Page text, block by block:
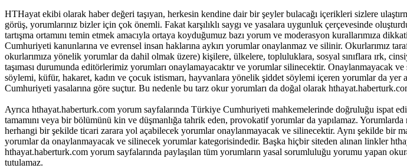
HTHayat ekibi olarak haber değeri taşıyan, herkesin kendine dair bir şeyler bulacağı içerikleri sizlere
görüş, yorumlarınız bizler için çok önemli. Fakat karşılıklı saygı ve yasalara uygunluk çerçevesinde
tartışma ortamını temin etmek amacıyla ortaya koyduğumuz bazı yorum ve moderasyon kurallarımıza
Cumhuriyeti kanunlarına ve evrensel insan haklarına aykırı yorumlar onaylanmaz ve silinir. Okurlarımız
okurlarımıza yönelik yorumlar da dahil olmak üzere) kişilere, ülkelere, topluluklara, sosyal sınıflara ırk,
taşıması durumunda editörlerimiz yorumları onaylamayacaktır ve yorumlar silinecektir. Onaylanmayacak
söylemi, küfür, hakaret, kadın ve çocuk istismarı, hayvanlara yönelik şiddet söylemi içeren yorumlar da
Cumhuriyeti yasalarına göre suçtur. Bu nedenle bu tarz okur yorumları da doğal olarak
Ayrıca hthayat.haberturk.com yorum sayfalarında Türkiye Cumhuriyeti mahkemelerinde doğruluğu ispat
tamamını veya bir bölümünü kin ve düşmanlığa tahrik eden, provokatif yorumlar da yapılamaz. Yorumlarda
herhangi bir şekilde ticari zarara yol açabilecek yorumlar onaylanmayacak ve silinecektir. Aynı şekilde bir
yorumlar da onaylanmayacak ve silinecek yorumlar kategorisindedir. Başka hiçbir siteden alınan linkler
hthayat.haberturk.com yorum sayfalarında paylaşılan tüm yorumların yasal sorumluluğu yorumu yapan
tutulamaz.